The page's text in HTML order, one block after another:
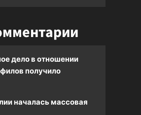
дело в отношении
получило
началась массовая